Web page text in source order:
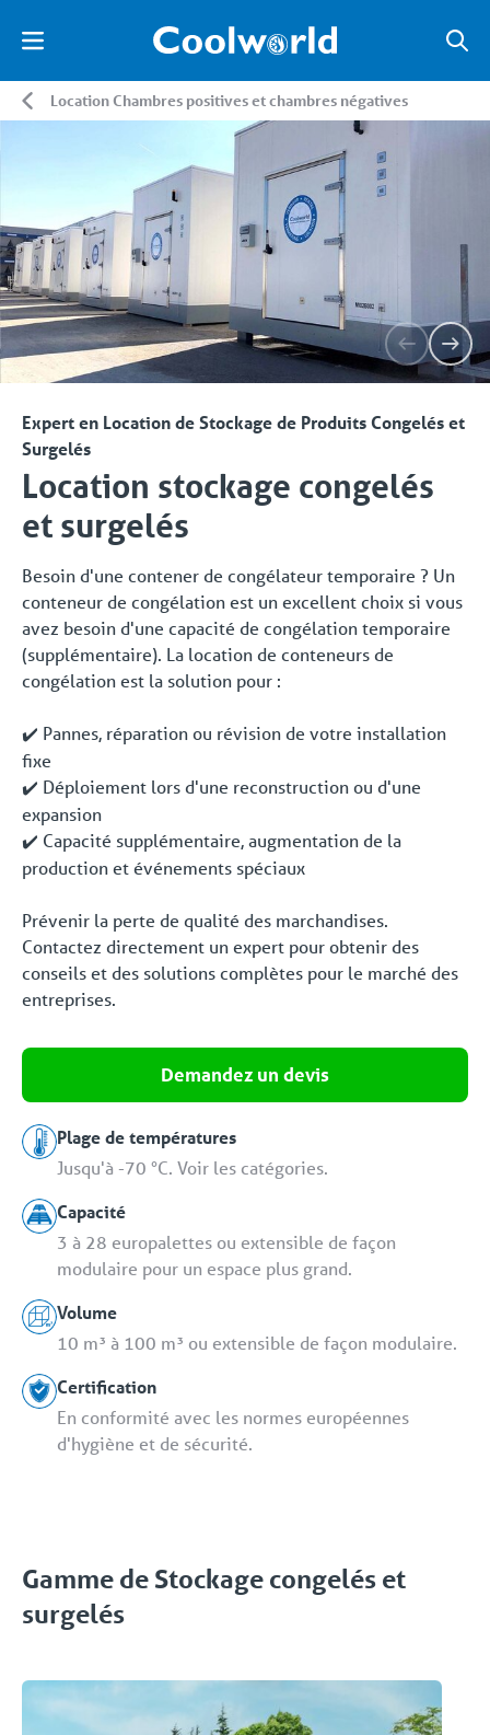
Location Chambres positives et chambres négatives
Expert en Location de Stockage de Produits Congelés et
Surgelés
Location stockage congelés
et surgelés
Besoin d'une contener de congélateur temporaire ? Un
conteneur de congélation est un excellent choix si vous
avez besoin d'une capacité de congélation temporaire
(supplémentaire). La location de conteneurs de
congélation est la solution pour :
✔️ Pannes, réparation ou révision de votre installation
fixe
✔️ Déploiement lors d'une reconstruction ou d'une
expansion
✔️ Capacité supplémentaire, augmentation de la
production et événements spéciaux
Prévenir la perte de qualité des marchandises.
Contactez directement un expert pour obtenir des
conseils et des solutions complètes pour le marché des
entreprises.
Demandez un devis
Plage de températures
Jusqu'à -70 °C. Voir les catégories.
Capacité
3 à 28 europalettes ou extensible de façon
modulaire pour un espace plus grand.
Volume
10 m³ à 100 m³ ou extensible de façon modulaire.
Certification
En conformité avec les normes européennes
d'hygiène et de sécurité.
Gamme de Stockage congelés et
surgelés